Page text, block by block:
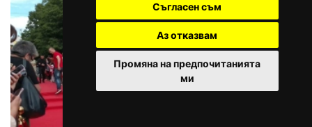
Съгласен съм
Аз отказвам
Промяна на предпочитанията
ми